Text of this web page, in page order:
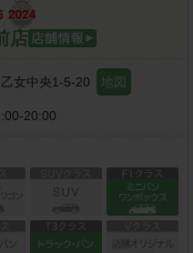
店
女中央1-5-20 地図
20:00